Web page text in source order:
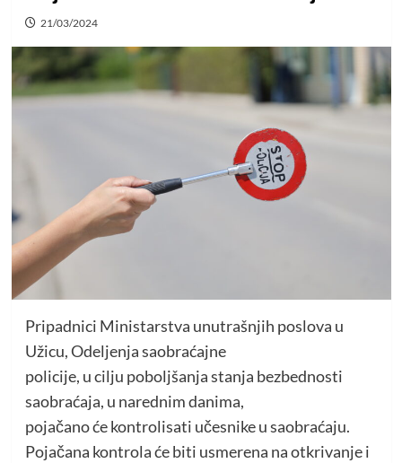
21/03/2024
Pripadnici Ministarstva unutrašnjih poslova u
Užicu, Odeljenja saobraćajne
policije, u cilju poboljšanja stanja bezbednosti
saobraćaja, u narednim danima,
pojačano će kontrolisati učesnike u saobraćaju.
Pojačana kontrola će biti usmerena na otkrivanje i